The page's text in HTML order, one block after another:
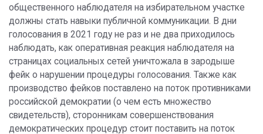
общественного наблюдателя на избирательном участке
должны стать навыки публичной коммуникации. В дни
голосования в 2021 году не раз и не два приходилось
наблюдать, как оперативная реакция наблюдателя на
страницах социальных сетей уничтожала в зародыше
фейк о нарушении процедуры голосования. Также как
производство фейков поставлено на поток противниками
российской демократии (о чем есть множество
свидетельств), сторонникам совершенствования
демократических процедур стоит поставить на поток